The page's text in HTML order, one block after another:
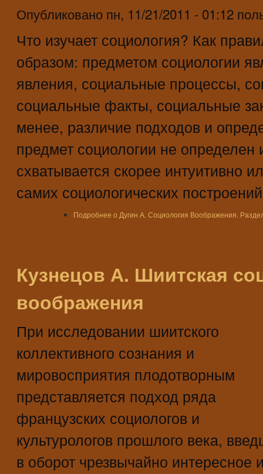
Опубликовано пн, 11/21/2011 - 01:12
Что изучает социология? Как
образом: предметом социологии
явления, социальные процессы,
социальные факты, социальные
менее, различие подходов и
предмет социологии не
схватывается скорее интуитивно
самих социологических
Подробнее о Дугин А. Социология Воображения.
Кузнецов А. Шиитская
воображения
При исследовании шиитского
коллективного сознания и
мировосприятия плодотворным
представляется подход ряда
французских социологов и
культурологов прошлого века,
в оборот чрезвычайно интересное